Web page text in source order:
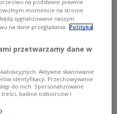
rok trwała inwentaryzacja
5 mln zł. Efekty pracy
w internecie.
na podstawie prawnie
momencie na stronie
sygnalizowane naszym
na dane przeglądania.
Polityka
przetwarzamy dane w
Aktywne skanowanie
identyfikacji. Przechowywanie
do nich. Spersonalizowane
badnie odbiorców i